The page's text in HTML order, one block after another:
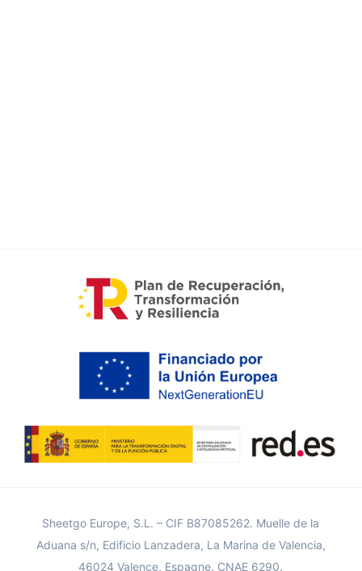
Sheetgo Europe, S.L. – CIF B87085262. Muelle de la
Aduana s/n, Edificio Lanzadera, La Marina de Valencia,
46024 Valence, Espagne. CNAE 6290.